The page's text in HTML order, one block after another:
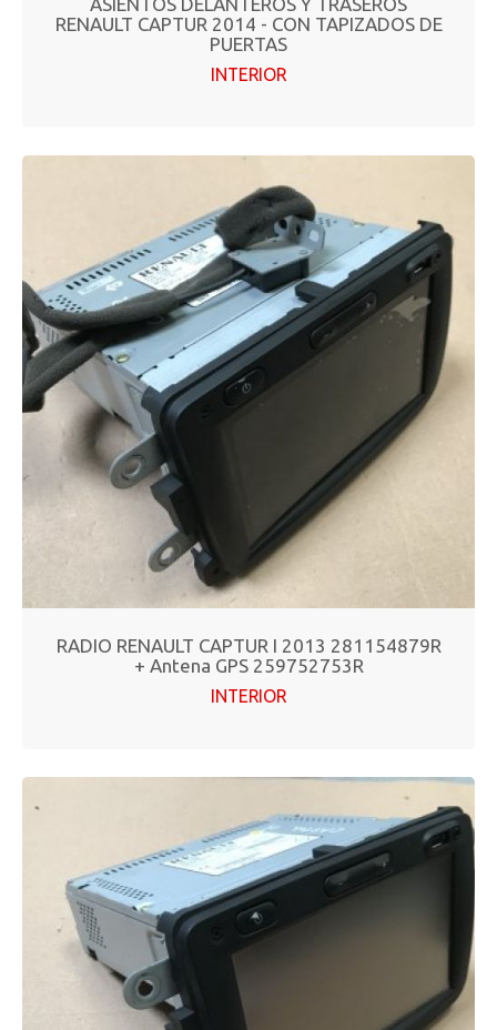
RENAULT CAPTUR 2014 - CON TAPIZADOS DE
PUERTAS
INTERIOR
RADIO RENAULT CAPTUR I 2013 281154879R
+ Antena GPS 259752753R
INTERIOR